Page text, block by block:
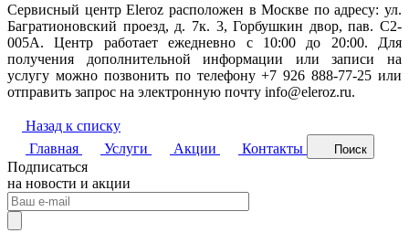
Сервисный центр Eleroz расположен в Москве по адресу: ул.
Багратионовский проезд, д. 7к. 3, Горбушкин двор, пав. C2-
005A. Центр работает ежедневно с 10:00 до 20:00. Для
получения дополнительной информации или записи на
услугу можно позвонить по телефону +7 926 888-77-25 или
отправить запрос на электронную почту info@eleroz.ru.
Назад к списку
Главная
Услуги Акции Контакты Поиск
Подписаться
на новости и акции